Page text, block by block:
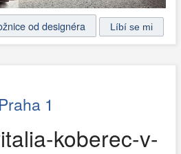
od designéra
1
koberec-v-